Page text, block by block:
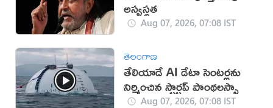
అస్వస్థత
Aug 07, 2026, 07:08 IST
తెలంగాణ
తేలియాడే AI డేటా సెంటర్లను
నిర్మించిన స్టార్టప్ పాంథలస్సా
Aug 07, 2026, 07:08 IST